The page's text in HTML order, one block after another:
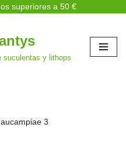
superiores a 50 €
suculentas y lithops
3